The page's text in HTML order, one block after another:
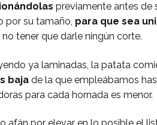
previamente antes de
por su tamaño, para que sea
tener que darle ningún corte.
ya laminadas, la patata
baja de la que empleábamos
para cada hornada es menor.